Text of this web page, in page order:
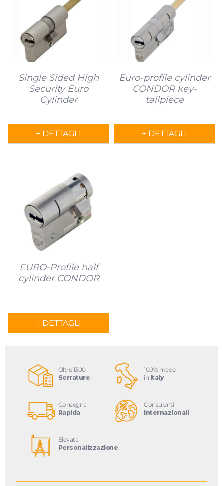
Single Sided High
Security Euro
Cylinder
+ DETTAGLI
Euro-profile cylinder
CONDOR key-
tailpiece
+ DETTAGLI
EURO-Profile half
cylinder CONDOR
+ DETTAGLI
Oltre 1300
Serrature
100% made
in Italy
Consegna
Rapida
Consulenti
Internazionali
Elevata
Personalizzazione